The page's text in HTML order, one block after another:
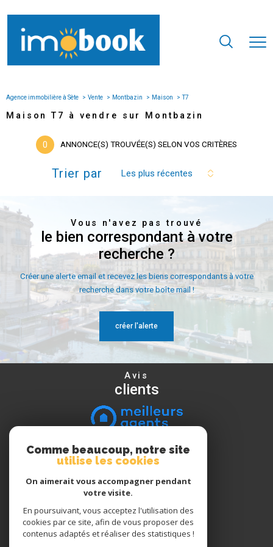
Agence immobilière à Sète Vente Montbazin Maison T7
Maison T7 à vendre sur Montbazin
0 ANNONCE(S) TROUVÉE(S) SELON VOS CRITÈRES
Trier par Les plus récentes
Vous n'avez pas trouvé
le bien correspondant à votre
recherche ?
Créer une alerte email et recevez les biens correspondants à votre
recherche dans votre boîte mail !
créer l'alerte
Avis
clients
Nous
suivre
Nous
adhérons
Comme beaucoup, notre site
utilise les cookies
On aimerait vous accompagner pendant
votre visite.
En poursuivant, vous acceptez l'utilisation des
cookies par ce site, afin de vous proposer des
contenus adaptés et réaliser des statistiques !